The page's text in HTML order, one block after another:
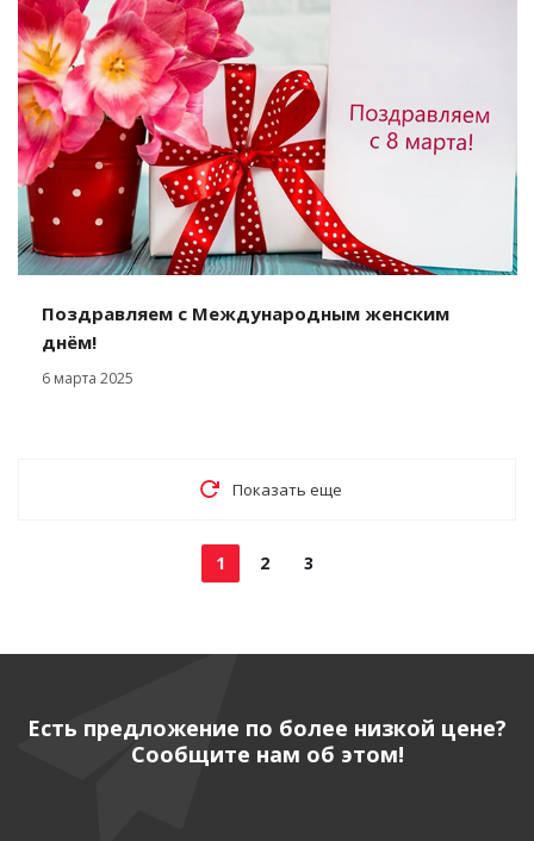
Поздравляем с Международным женским
днём!
6 марта 2025
Показать еще
1 2 3
Есть предложение по более низкой цене?
Сообщите нам об этом!